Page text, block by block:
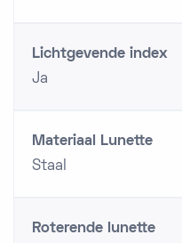
Lichtgevende index
Ja
Materiaal Lunette
Staal
Roterende lunette